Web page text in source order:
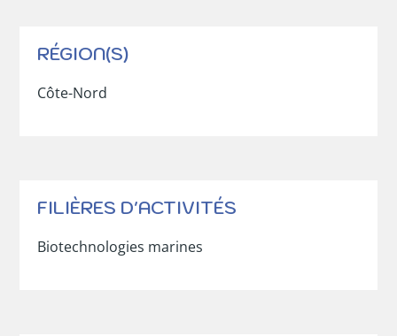
RÉGION(S)
Côte-Nord
FILIÈRES D'ACTIVITÉS
Biotechnologies marines